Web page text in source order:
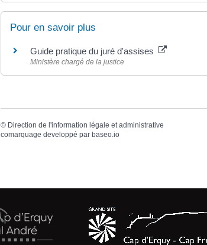
Pour en savoir plus
Guide pratique du juré d'assises
Ministère chargé de la justice
© Direction de l'information légale et administrative
comarquage developpé par baseo.io